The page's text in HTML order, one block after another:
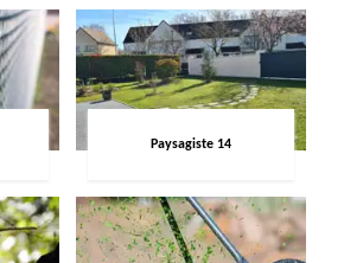
Paysagiste 14